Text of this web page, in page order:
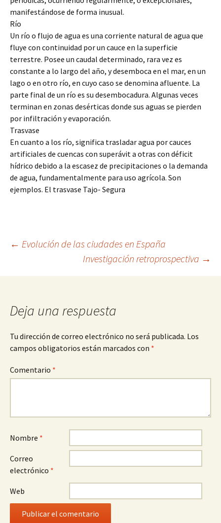
manifestándose de forma inusual.
Río
Un río o flujo de agua es una corriente natural de agua que
fluye con continuidad por un cauce en la superficie
terrestre. Posee un caudal determinado, rara vez es
constante a lo largo del año, y desemboca en el mar, en un
lago o en otro río, en cuyo caso se denomina afluente. La
parte final de un río es su desembocadura. Algunas veces
terminan en zonas desérticas donde sus aguas se pierden
por infiltración y evaporación.
Trasvase
En cuanto a los río, significa trasladar agua por cauces
artificiales de cuencas con superávit a otras con déficit
hídrico debido a la escasez de precipitaciones o la demanda
de agua, fundamentalmente para uso agrícola. Son
ejemplos. El trasvase Tajo- Segura
Navegación
de
entradas
← Evolución de las ciudades en España
Investigación retroprospectiva →
Deja una respuesta
Tu dirección de correo electrónico no será publicada. Los
campos obligatorios están marcados con *
Comentario *
Nombre *
Correo
electrónico *
Web